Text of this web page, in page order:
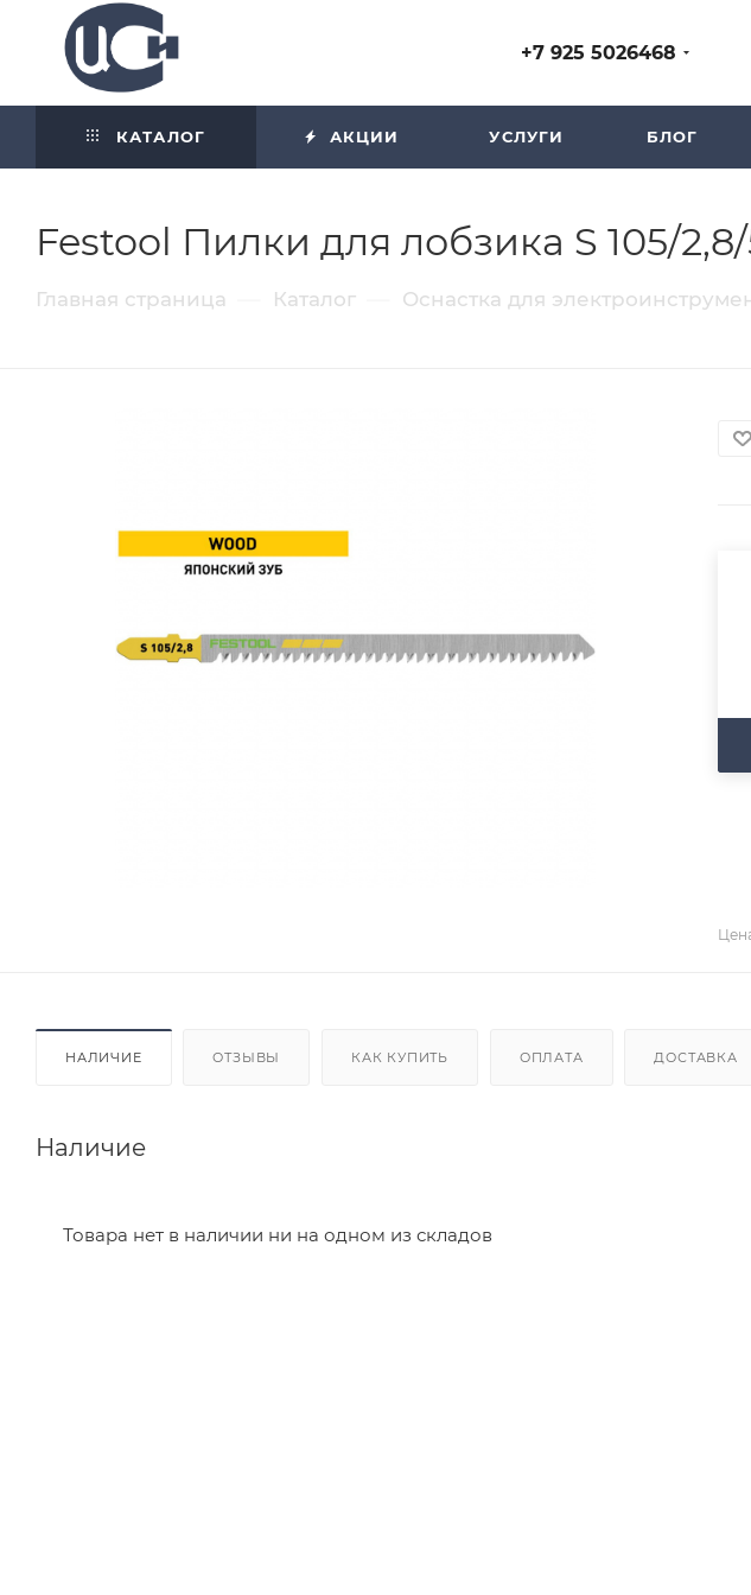
+7 925 5026468
КАТАЛОГ АКЦИИ УСЛУГИ БЛОГ
Festool Пилки для лобзика S 105/
Главная страница Каталог Оснастка для
НАЛИЧИЕ ОТЗЫВЫ КАК КУПИТЬ ОПЛАТА ДОСТАВКА
Наличие
Товара нет в наличии ни на одном из складов